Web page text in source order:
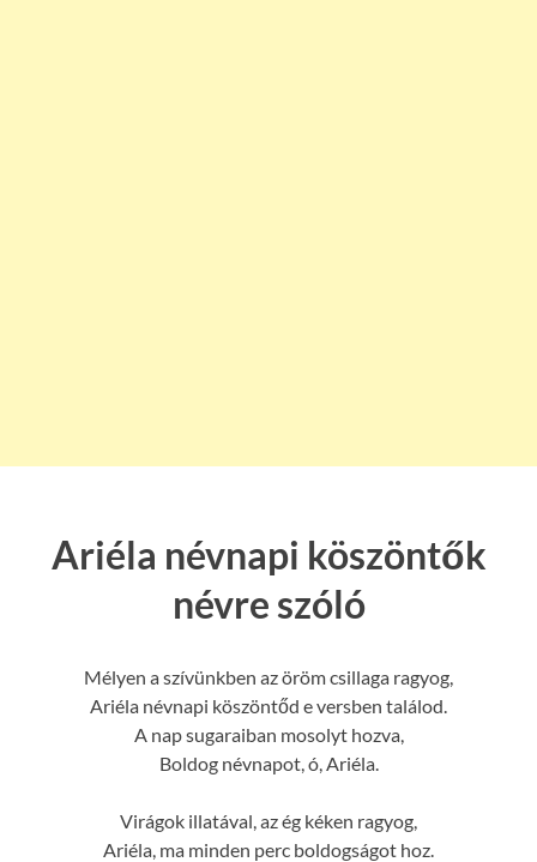
Ariéla névnapi köszöntők
névre szóló
Mélyen a szívünkben az öröm csillaga ragyog,
Ariéla névnapi köszöntőd e versben találod.
A nap sugaraiban mosolyt hozva,
Boldog névnapot, ó, Ariéla.
Virágok illatával, az ég kéken ragyog,
Ariéla, ma minden perc boldogságot hoz.